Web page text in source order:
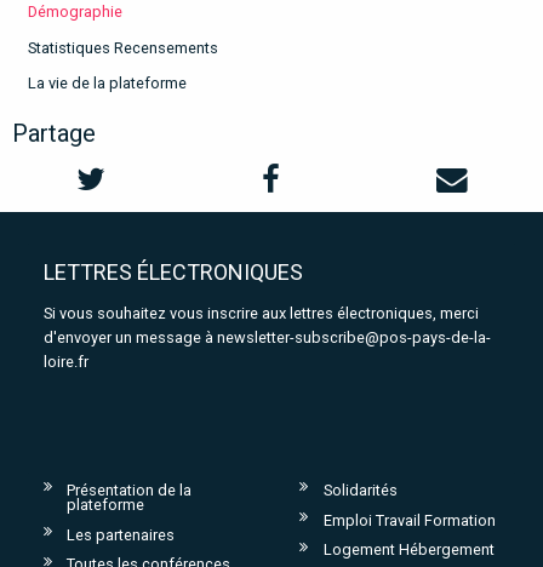
Démographie
Statistiques Recensements
La vie de la plateforme
Partage
LETTRES ÉLECTRONIQUES
Si vous souhaitez vous inscrire aux lettres électroniques, merci
d'envoyer un message à newsletter-subscribe@pos-pays-de-la-
loire.fr
Présentation de la
plateforme
Les partenaires
Solidarités
Emploi Travail Formation
Logement Hébergement